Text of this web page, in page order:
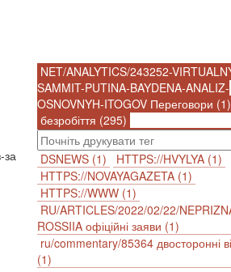
NET/ANALYTICS/243252-
SAMMIT-PUTINA-BAYDENA-ANALIZ-
OSNOVNYH-ITOGOV Переговори (1)
безробіття (295)
DSNEWS (1)
HTTPS://HVYLYA (1)
HTTPS://NOVAYAGAZETA (1)
HTTPS://WWW (1)
RU/ARTICLES/2022/02/22/
ROSSIIA офіційні заяви (1)
ru/commentary/85364 двосторонні
(1)
за